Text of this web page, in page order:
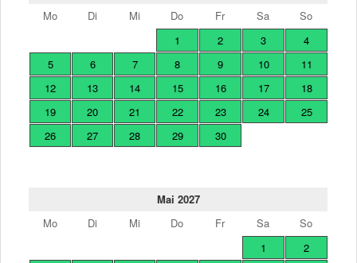
Mo
Di Mi Do Fr Sa
So
1
2 3
4
5
6 7 8 9 10
11
12
13 14 15 16 17
18
19
20 21 22 23 24
25
26
27 28 29 30
Mai 2027
Mo
Di Mi Do Fr Sa
So
1
2